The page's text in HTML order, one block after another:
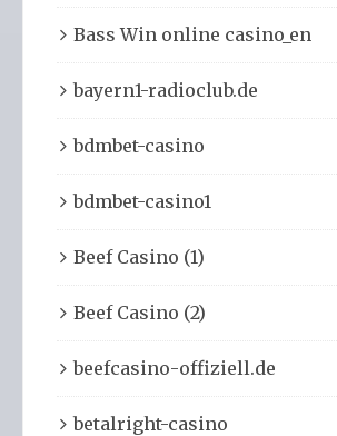
Bass Win online casino_en
bayern1-radioclub.de
bdmbet-casino
bdmbet-casino1
Beef Casino (1)
Beef Casino (2)
beefcasino-offiziell.de
betalright-casino